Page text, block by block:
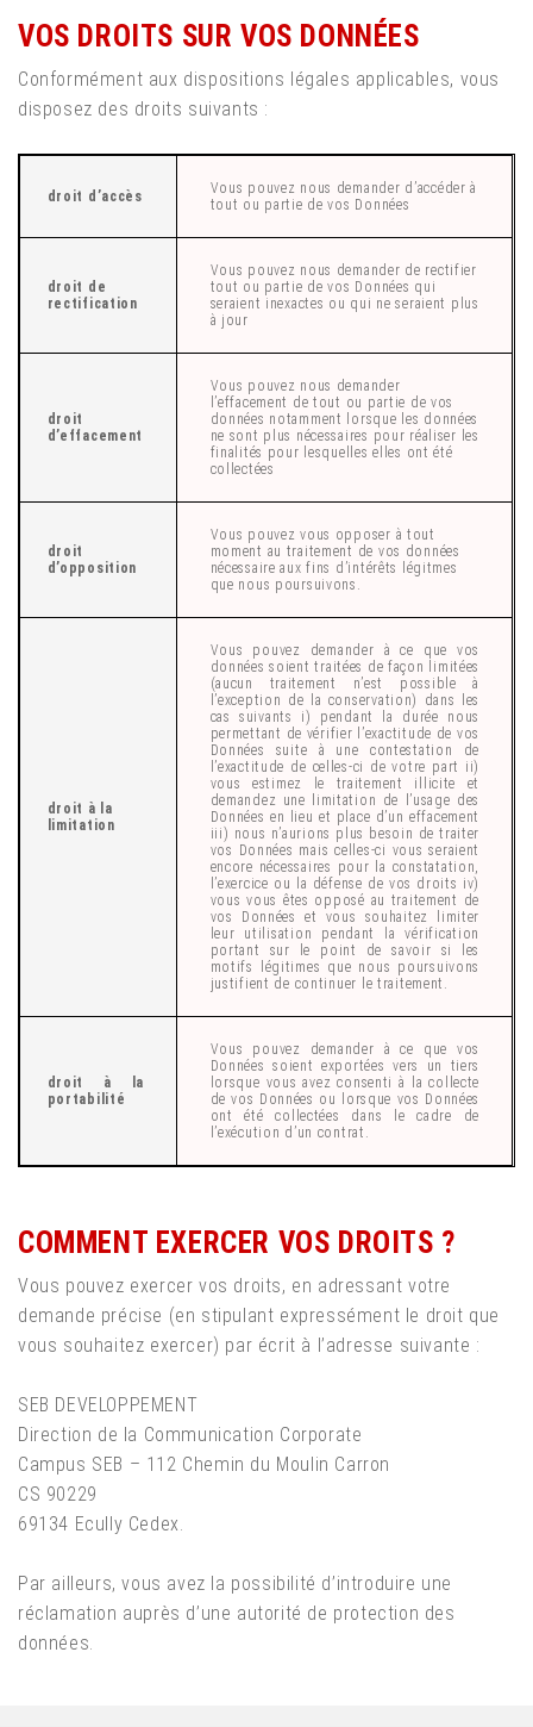
VOS DROITS SUR VOS DONNÉES
Conformément aux dispositions légales applicables, vous
disposez des droits suivants :
droit d’accès
Vous pouvez nous demander d’accéder à
tout ou partie de vos Données
droit de
rectification
Vous pouvez nous demander de rectifier
tout ou partie de vos Données qui
seraient inexactes ou qui ne seraient plus
à jour
droit
d’effacement
Vous pouvez nous demander
l’effacement de tout ou partie de vos
données notamment lorsque les données
ne sont plus nécessaires pour réaliser les
finalités pour lesquelles elles ont été
collectées
droit
d’opposition
Vous pouvez vous opposer à tout
moment au traitement de vos données
nécessaire aux fins d’intérêts légitmes
que nous poursuivons.
droit à la
limitation
Vous pouvez demander à ce que vos
données soient traitées de façon limitées
(aucun traitement n’est possible à
l’exception de la conservation) dans les
cas suivants i) pendant la durée nous
permettant de vérifier l’exactitude de vos
Données suite à une contestation de
l’exactitude de celles-ci de votre part ii)
vous estimez le traitement illicite et
demandez une limitation de l’usage des
Données en lieu et place d’un effacement
iii) nous n’aurions plus besoin de traiter
vos Données mais celles-ci vous seraient
encore nécessaires pour la constatation,
l’exercice ou la défense de vos droits iv)
vous vous êtes opposé au traitement de
vos Données et vous souhaitez limiter
leur utilisation pendant la vérification
portant sur le point de savoir si les
motifs légitimes que nous poursuivons
justifient de continuer le traitement.
droit à la
portabilité
Vous pouvez demander à ce que vos
Données soient exportées vers un tiers
lorsque vous avez consenti à la collecte
de vos Données ou lorsque vos Données
ont été collectées dans le cadre de
l’exécution d’un contrat.
COMMENT EXERCER VOS DROITS ?
Vous pouvez exercer vos droits, en adressant votre
demande précise (en stipulant expressément le droit que
vous souhaitez exercer) par écrit à l’adresse suivante :
SEB DEVELOPPEMENT
Direction de la Communication Corporate
Campus SEB – 112 Chemin du Moulin Carron
CS 90229
69134 Ecully Cedex.
Par ailleurs, vous avez la possibilité d’introduire une
réclamation auprès d’une autorité de protection des
données.